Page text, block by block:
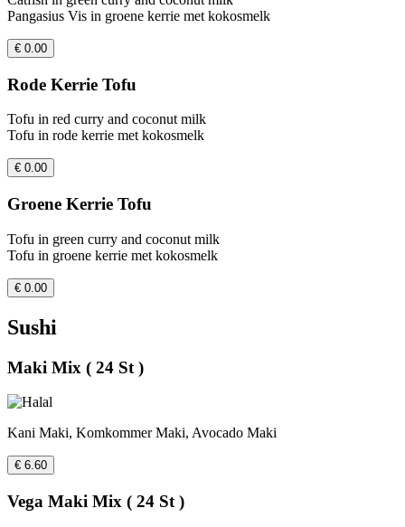
Pangasius Vis in groene kerrie met kokosmelk
€ 0.00
Rode Kerrie Tofu
Tofu in red curry and coconut milk
Tofu in rode kerrie met kokosmelk
€ 0.00
Groene Kerrie Tofu
Tofu in green curry and coconut milk
Tofu in groene kerrie met kokosmelk
€ 0.00
Sushi
Maki Mix ( 24 St )
Kani Maki, Komkommer Maki, Avocado Maki
€ 6.60
Vega Maki Mix ( 24 St )